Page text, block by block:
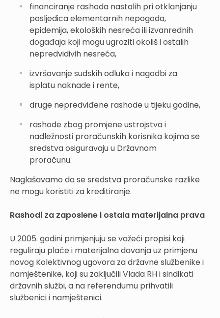
financiranje rashoda nastalih pri otklanjanju
posljedica elementarnih nepogoda,
epidemija, ekoloških nesreća ili izvanrednih
događaja koji mogu ugroziti okoliš i ostalih
nepredvidivih nesreća,
izvršavanje sudskih odluka i nagodbi za
isplatu naknade i rente,
druge nepredviđene rashode u tijeku godine,
rashode zbog promjene ustrojstva i
nadležnosti proračunskih korisnika kojima se
sredstva osiguravaju u Državnom
proračunu.
Naglašavamo da se sredstva proračunske razlike
ne mogu koristiti za kreditiranje.
Rashodi za zaposlene i ostala materijalna prava
U 2005. godini primjenjuju se važeći propisi koji
reguliraju plaće i materijalna davanja uz primjenu
novog Kolektivnog ugovora za državne službenike i
namještenike, koji su zaključili Vlada RH i sindikati
državnih službi, a na referendumu prihvatili
službenici i namještenici.